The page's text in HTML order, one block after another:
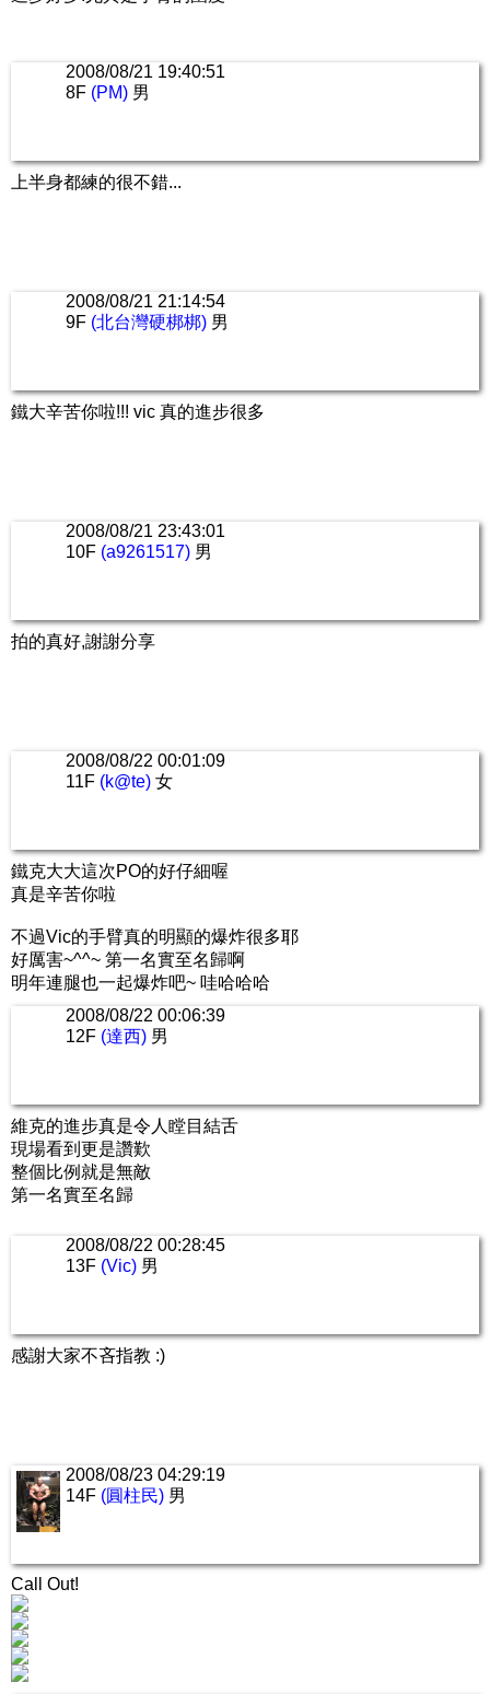
2008/08/21 19:40:51
8F (PM) 男
上半身都練的很不錯...
2008/08/21 21:14:54
9F (北台灣硬梆梆) 男
鐵大辛苦你啦!!! vic 真的進步很多
2008/08/21 23:43:01
10F (a9261517) 男
拍的真好,謝謝分享
2008/08/22 00:01:09
11F (k@te) 女
鐵克大大這次PO的好仔細喔
真是辛苦你啦
不過Vic的手臂真的明顯的爆炸很多耶
好厲害~^^~ 第一名實至名歸啊
明年連腿也一起爆炸吧~ 哇哈哈哈
2008/08/22 00:06:39
12F (達西) 男
維克的進步真是令人瞠目結舌
現場看到更是讚歎
整個比例就是無敵
第一名實至名歸
2008/08/22 00:28:45
13F (Vic) 男
感謝大家不吝指教 :)
2008/08/23 04:29:19
14F (圓柱民) 男
Call Out!